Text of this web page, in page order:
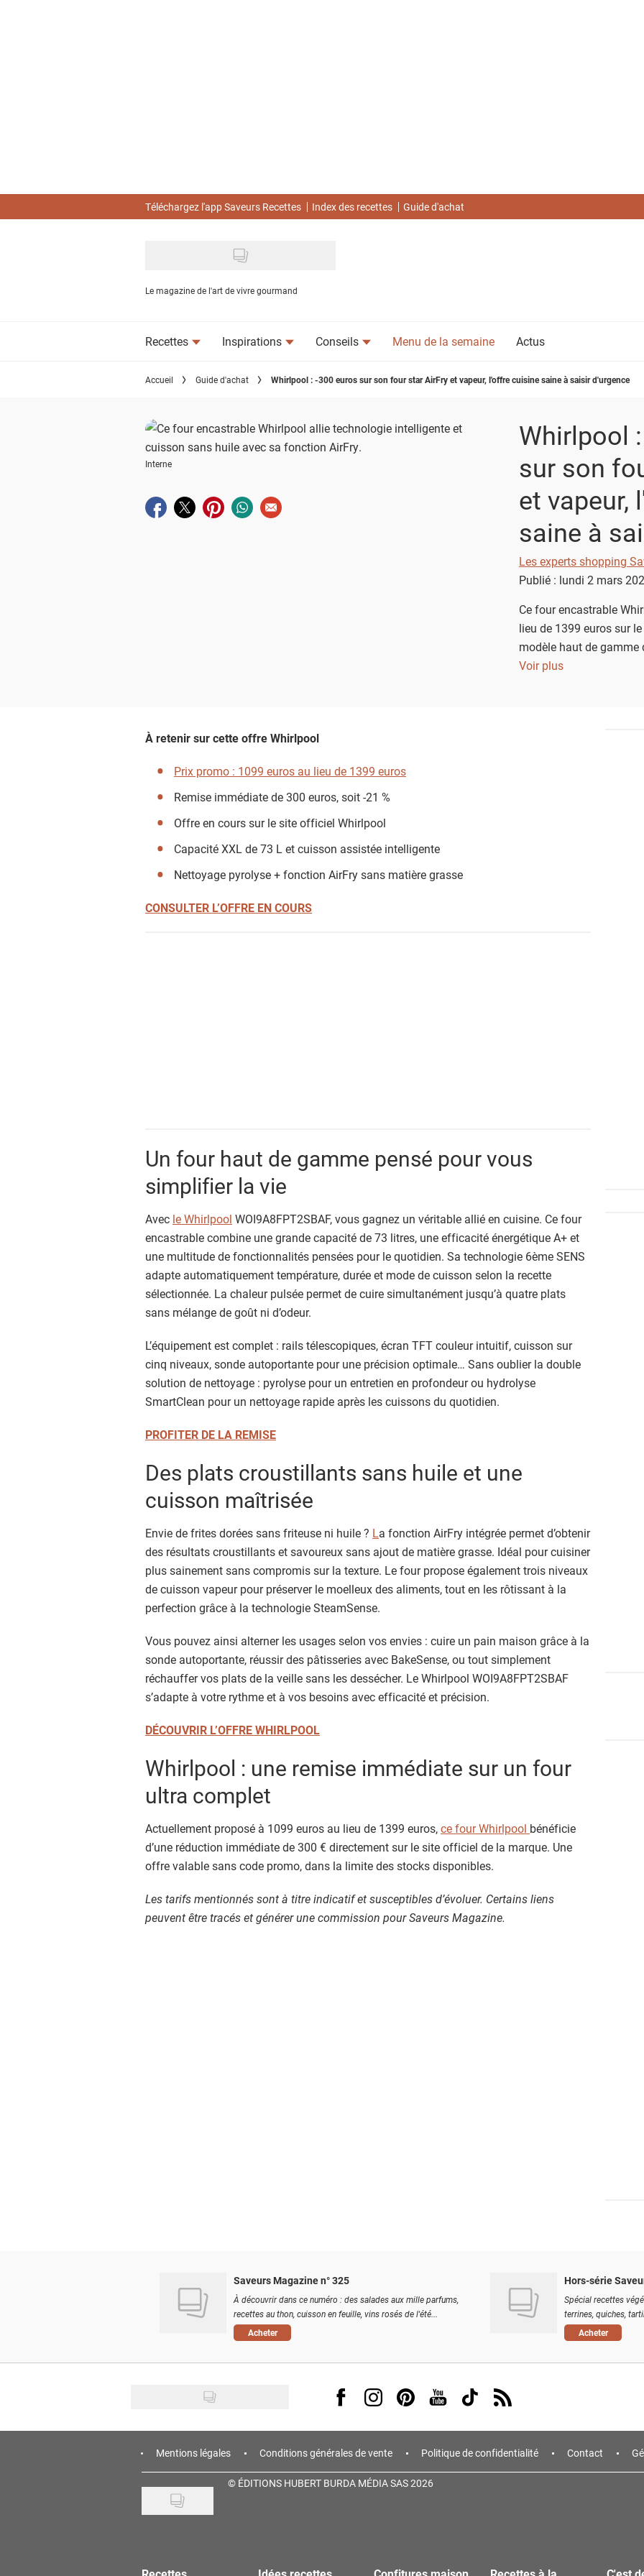
Téléchargez l'app Saveurs Recettes Index des recettes Guide d'achat
Le magazine de l'art de vivre gourmand
Recettes Inspirations Conseils Menu de la semaine Actus
Accueil Guide d'achat Whirlpool : -300 euros sur son four star AirFry et vapeur, l'offre cuisine saine à saisir d'urgence
Interne
Partager sur facebook
Partager sur twitter
Partager sur pinterest
Partager sur whatsapp
Envoyer à un ami
Whirlpool
sur son
et vapeur,
saine à
Les experts shopping
Publié : lundi 2 mars
Ce four encastrable
lieu de 1399 euros sur
modèle haut de
quotidien grâce à la
Voir plus
À retenir sur cette offre Whirlpool
Prix promo : 1099 euros au lieu de 1399 euros
Remise immédiate de 300 euros, soit -21 %
Offre en cours sur le site officiel Whirlpool
Capacité XXL de 73 L et cuisson assistée intelligente
Nettoyage pyrolyse + fonction AirFry sans matière grasse
CONSULTER L’OFFRE EN COURS
Un four haut de gamme pensé pour vous
simplifier la vie
Avec le Whirlpool WOI9A8FPT2SBAF, vous gagnez un véritable allié en cuisine. Ce four
encastrable combine une grande capacité de 73 litres, une efficacité énergétique A+ et
une multitude de fonctionnalités pensées pour le quotidien. Sa technologie 6ème SENS
adapte automatiquement température, durée et mode de cuisson selon la recette
sélectionnée. La chaleur pulsée permet de cuire simultanément jusqu’à quatre plats
sans mélange de goût ni d’odeur.
L’équipement est complet : rails télescopiques, écran TFT couleur intuitif, cuisson sur
cinq niveaux, sonde autoportante pour une précision optimale… Sans oublier la double
solution de nettoyage : pyrolyse pour un entretien en profondeur ou hydrolyse
SmartClean pour un nettoyage rapide après les cuissons du quotidien.
PROFITER DE LA REMISE
Des plats croustillants sans huile et une
cuisson maîtrisée
Envie de frites dorées sans friteuse ni huile ? La fonction AirFry intégrée permet d’obtenir
des résultats croustillants et savoureux sans ajout de matière grasse. Idéal pour cuisiner
plus sainement sans compromis sur la texture. Le four propose également trois niveaux
de cuisson vapeur pour préserver le moelleux des aliments, tout en les rôtissant à la
perfection grâce à la technologie SteamSense.
Vous pouvez ainsi alterner les usages selon vos envies : cuire un pain maison grâce à la
sonde autoportante, réussir des pâtisseries avec BakeSense, ou tout simplement
réchauffer vos plats de la veille sans les dessécher. Le Whirlpool WOI9A8FPT2SBAF
s’adapte à votre rythme et à vos besoins avec efficacité et précision.
DÉCOUVRIR L’OFFRE WHIRLPOOL
Whirlpool : une remise immédiate sur un four
ultra complet
Actuellement proposé à 1099 euros au lieu de 1399 euros,ce four Whirlpool bénéficie
d’une réduction immédiate de 300 € directement sur le site officiel de la marque. Une
offre valable sans code promo, dans la limite des stocks disponibles.
Les tarifs mentionnés sont à titre indicatif et susceptibles d’évoluer. Certains liens
peuvent être tracés et générer une commission pour Saveurs Magazine.
Saveurs Magazine n° 325
À découvrir dans ce numéro : des salades aux mille parfums,
recettes au thon, cuisson en feuille, vins rosés de l'été...
Acheter
Hors-série
Spécial recettes
terrines, quiches,
Acheter
Visit us on Facebook
Visit us on Instagram
Visit us on Pinterest
Visit us on Youtube
Visit us on Tiktok
Visit us on Rss
Mentions légales Conditions générales de vente Politique de confidentialité Contact
© ÉDITIONS HUBERT BURDA MÉDIA SAS 2026